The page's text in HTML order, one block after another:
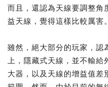
而且，還認為天線要調整角
益天線，覺得這樣比較厲害。
雖然，絕大部分的玩家，認
上，隱藏式天線，並不輸
大器，以及天線的增益值差